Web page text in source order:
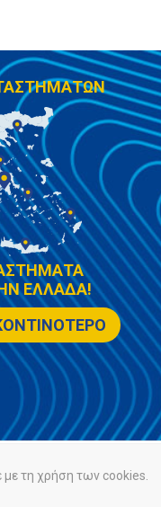
ΕΛΛΑΔΑ!
τη χρήση των cookies.